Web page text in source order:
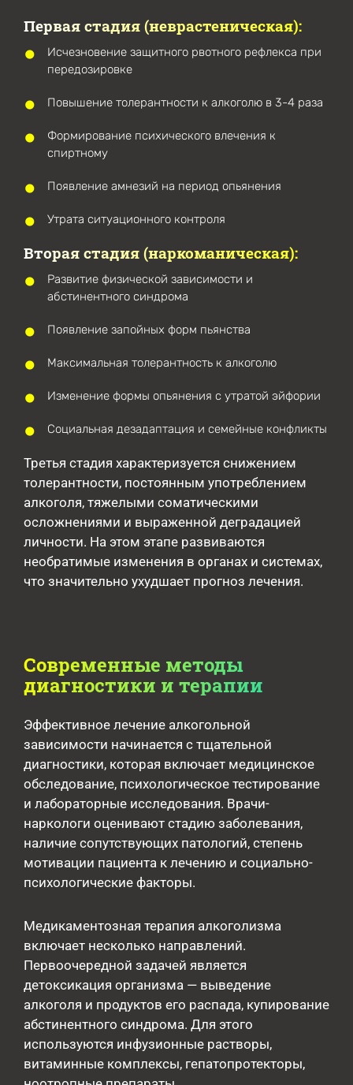
Первая стадия (неврастеническая):
Исчезновение защитного рвотного рефлекса при
передозировке
Повышение толерантности к алкоголю в 3-4 раза
Формирование психического влечения к
спиртному
Появление амнезий на период опьянения
Утрата ситуационного контроля
Вторая стадия (наркоманическая):
Развитие физической зависимости и
абстинентного синдрома
Появление запойных форм пьянства
Максимальная толерантность к алкоголю
Изменение формы опьянения с утратой эйфории
Социальная дезадаптация и семейные конфликты
Третья стадия характеризуется снижением
толерантности, постоянным употреблением
алкоголя, тяжелыми соматическими
осложнениями и выраженной деградацией
личности. На этом этапе развиваются
необратимые изменения в органах и системах,
что значительно ухудшает прогноз лечения.
Современные методы
диагностики и терапии
Эффективное лечение алкогольной
зависимости начинается с тщательной
диагностики, которая включает медицинское
обследование, психологическое тестирование
и лабораторные исследования. Врачи-
наркологи оценивают стадию заболевания,
наличие сопутствующих патологий, степень
мотивации пациента к лечению и социально-
психологические факторы.
Медикаментозная терапия алкоголизма
включает несколько направлений.
Первоочередной задачей является
детоксикация организма — выведение
алкоголя и продуктов его распада, купирование
абстинентного синдрома. Для этого
используются инфузионные растворы,
витаминные комплексы, гепатопротекторы,